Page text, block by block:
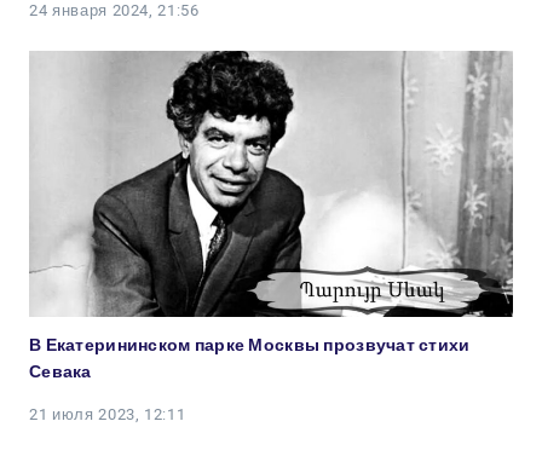
24 января 2024, 21:56
В Екатерининском парке Москвы прозвучат стихи
Севака
21 июля 2023, 12:11